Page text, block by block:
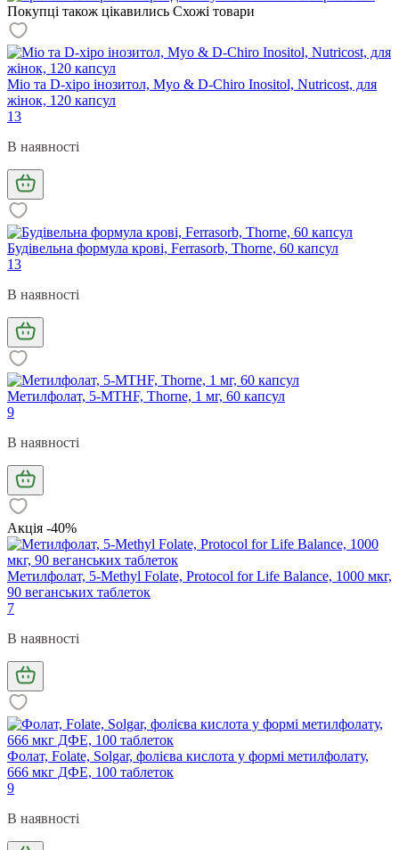
Покупці також цікавились Схожі товари
Міо та D-хіро інозитол, Myo & D-Chiro Inositol, Nutricost, для
жінок, 120 капсул
13
В наявності
Будівельна формула крові, Ferrasorb, Thorne, 60 капсул
13
В наявності
Метилфолат, 5-MTHF, Thorne, 1 мг, 60 капсул
9
В наявності
Акція -40%
Метилфолат, 5-Methyl Folate, Protocol for Life Balance, 1000 мкг,
90 веганських таблеток
7
В наявності
Фолат, Folate, Solgar, фолієва кислота у формі метилфолату,
666 мкг ДФЕ, 100 таблеток
9
В наявності